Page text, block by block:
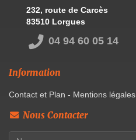
232, route de Carcès
83510 Lorgues
04 94 60 05 14
Information
Contact et Plan - Mentions légales
Nous Contacter